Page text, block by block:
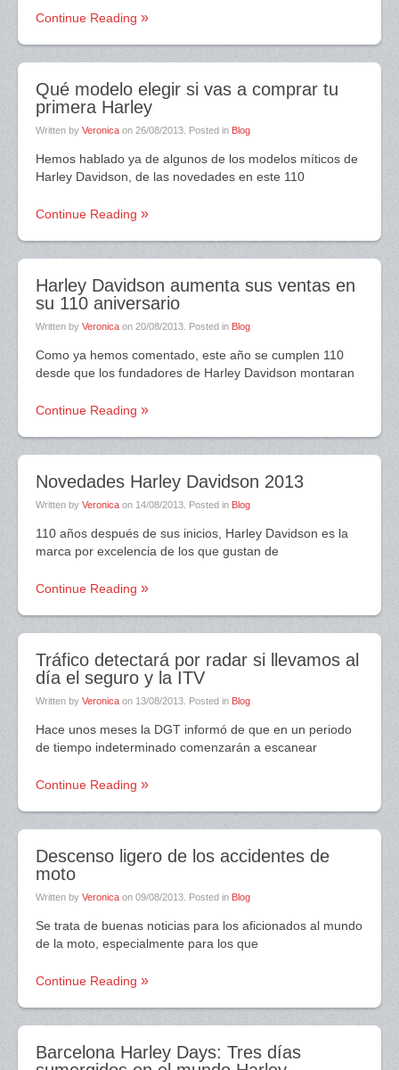
Continue Reading
Qué modelo elegir si vas a comprar tu
primera Harley
Written by Veronica on 26/08/2013 . Posted in Blog
Hemos hablado ya de algunos de los modelos míticos de
Harley Davidson, de las novedades en este 110
Continue Reading
Harley Davidson aumenta sus ventas en
su 110 aniversario
Written by Veronica on 20/08/2013 . Posted in Blog
Como ya hemos comentado, este año se cumplen 110
desde que los fundadores de Harley Davidson montaran
Continue Reading
Novedades Harley Davidson 2013
Written by Veronica on 14/08/2013 . Posted in Blog
110 años después de sus inicios, Harley Davidson es la
marca por excelencia de los que gustan de
Continue Reading
Tráfico detectará por radar si llevamos al
día el seguro y la ITV
Written by Veronica on 13/08/2013 . Posted in Blog
Hace unos meses la DGT informó de que en un periodo
de tiempo indeterminado comenzarán a escanear
Continue Reading
Descenso ligero de los accidentes de
moto
Written by Veronica on 09/08/2013 . Posted in Blog
Se trata de buenas noticias para los aficionados al mundo
de la moto, especialmente para los que
Continue Reading
Barcelona Harley Days: Tres días